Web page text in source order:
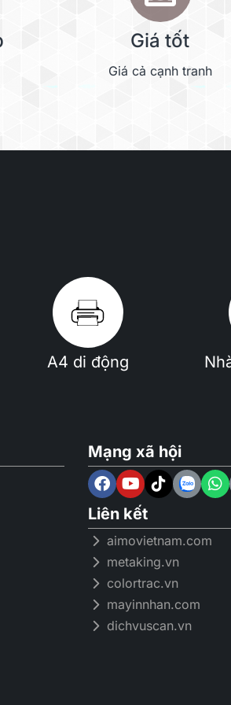
Giá tốt
Giá cả cạnh tranh
A4 di động
Mạng xã hội
Liên kết
aimovietnam.com
metaking.vn
colortrac.vn
mayinnhan.com
dichvuscan.vn